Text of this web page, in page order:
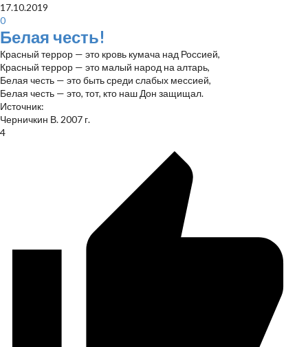
17.10.2019
0
Белая честь!
Красный террор — это кровь кумача над Россией,
Красный террор — это малый народ на алтарь,
Белая честь — это быть среди слабых мессией,
Белая честь — это, тот, кто наш Дон защищал.
Источник:
Черничкин В. 2007 г.
4